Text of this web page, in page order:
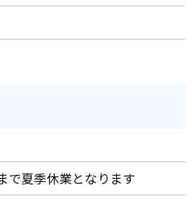
で夏季休業となります